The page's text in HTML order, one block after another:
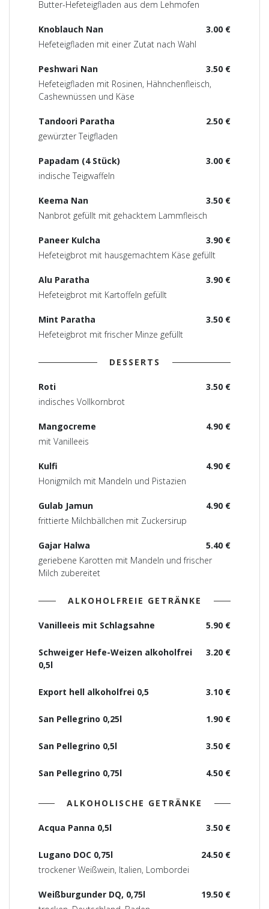
Butter-Hefeteigfladen aus dem Lehmofen
3.00 €
Knoblauch Nan
Hefeteigfladen mit einer Zutat nach Wahl
3.50 €
Peshwari Nan
Hefeteigfladen mit Rosinen, Hähnchenfleisch,
Cashewnüssen und Käse
2.50 €
Tandoori Paratha
gewürzter Teigfladen
3.00 €
Papadam (4 Stück)
indische Teigwaffeln
3.50 €
Keema Nan
Nanbrot gefüllt mit gehacktem Lammfleisch
3.90 €
Paneer Kulcha
Hefeteigbrot mit hausgemachtem Käse gefüllt
3.90 €
Alu Paratha
Hefeteigbrot mit Kartoffeln gefüllt
3.50 €
Mint Paratha
Hefeteigbrot mit frischer Minze gefüllt
DESSERTS
3.50 €
Roti
indisches Vollkornbrot
4.90 €
Mangocreme
mit Vanilleeis
4.90 €
Kulfi
Honigmilch mit Mandeln und Pistazien
4.90 €
Gulab Jamun
frittierte Milchbällchen mit Zuckersirup
5.40 €
Gajar Halwa
geriebene Karotten mit Mandeln und frischer
Milch zubereitet
ALKOHOLFREIE GETRÄNKE
5.90 €
Vanilleeis mit Schlagsahne
3.20 €
Schweiger Hefe-Weizen alkoholfrei
0,5l
3.10 €
Export hell alkoholfrei 0,5
1.90 €
San Pellegrino 0,25l
3.50 €
San Pellegrino 0,5l
4.50 €
San Pellegrino 0,75l
ALKOHOLISCHE GETRÄNKE
3.50 €
Acqua Panna 0,5l
24.50 €
Lugano DOC 0,75l
trockener Weißwein, Italien, Lombordei
19.50 €
Weißburgunder DQ, 0,75l